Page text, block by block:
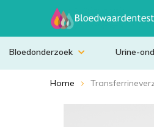
Bloedonderzoek Urine-
Home